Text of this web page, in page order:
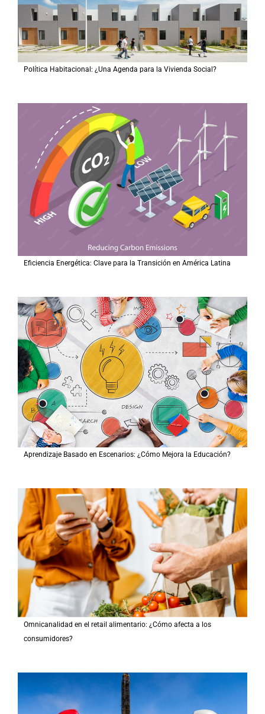
Política Habitacional: ¿Una Agenda para la Vivienda Social?
Eficiencia Energética: Clave para la Transición en América Latina
Aprendizaje Basado en Escenarios: ¿Cómo Mejora la Educación?
Omnicanalidad en el retail alimentario: ¿Cómo afecta a los
consumidores?